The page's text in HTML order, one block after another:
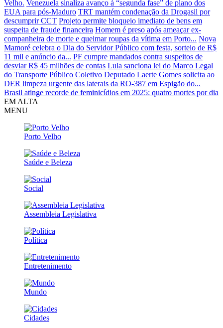
Velho. Venezuela sinaliza avanço à “segunda fase” de plano dos
EUA para pós-Maduro TRT mantém condenação da Drogasil por
descumprir CCT Projeto permite bloqueio imediato de bens em
suspeita de fraude financeira Homem é preso após ameaçar ex-
companheira de morte e queimar roupas da vítima em Porto... Nova
Mamoré celebra o Dia do Servidor Público com festa, sorteio de R$
11 mil e anúncio da... PF cumpre mandados contra suspeitos de
desviar R$ 45 milhões de contas Lula sanciona lei do Marco Legal
do Transporte Público Coletivo Deputado Laerte Gomes solicita ao
DER limpeza urgente das laterais da RO-387 em Espigão do...
Brasil atinge recorde de feminicídios em 2025: quatro mortes por dia
EM ALTA
MENU
Porto Velho
Saúde e Beleza
Social
Assembleia Legislativa
Política
Entretenimento
Mundo
Cidades